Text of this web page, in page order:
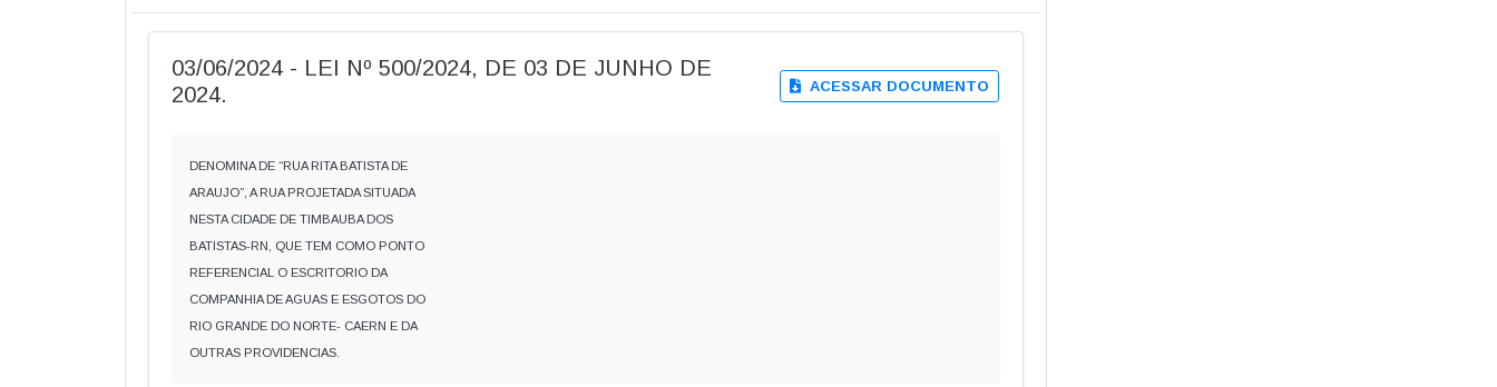
03/06/2024 - LEI Nº 500/2024, DE 03 DE JUNHO DE
2024.
ACESSAR DOCUMENTO
DENOMINA DE “RUA RITA BATISTA DE
ARAUJO”, A RUA PROJETADA SITUADA
NESTA CIDADE DE TIMBAUBA DOS
BATISTAS-RN, QUE TEM COMO PONTO
REFERENCIAL O ESCRITORIO DA
COMPANHIA DE AGUAS E ESGOTOS DO
RIO GRANDE DO NORTE- CAERN E DA
OUTRAS PROVIDENCIAS.